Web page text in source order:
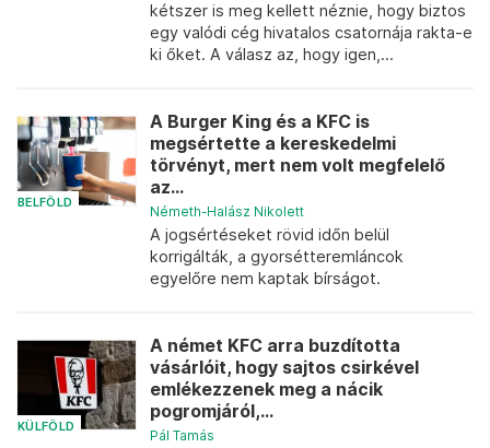
kétszer is meg kellett néznie, hogy biztos
egy valódi cég hivatalos csatornája rakta-e
ki őket. A válasz az, hogy igen,...
BELFÖLD
A Burger King és a KFC is
megsértette a kereskedelmi
törvényt, mert nem volt megfelelő
az...
Németh-Halász Nikolett
A jogsértéseket rövid időn belül
korrigálták, a gyorsétteremláncok
egyelőre nem kaptak bírságot.
KÜLFÖLD
A német KFC arra buzdította
vásárlóit, hogy sajtos csirkével
emlékezzenek meg a nácik
pogromjáról,...
Pál Tamás